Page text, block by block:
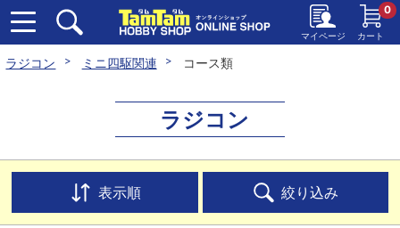
マイページ カート
0
ラジコン ミニ四駆関連 コース類
ラジコン
表示順 絞り込み